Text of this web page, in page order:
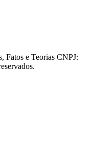
Fatos e Teorias CNPJ: